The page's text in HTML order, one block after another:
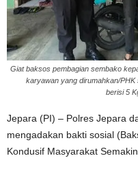
Giat baksos pembagian sembako
karyawan yang dirumahkan/
berisi 5
Jepara (PI) – Polres Jepara
mengadakan bakti sosial
Kondusif Masyarakat